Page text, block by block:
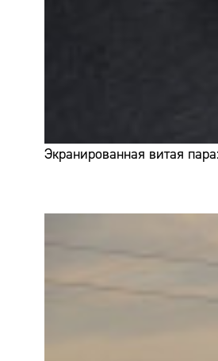
Экранированная витая